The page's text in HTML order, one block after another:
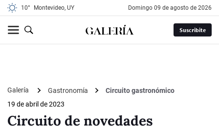
10° Montevideo, UY domingo 09 de agosto de 2026
Suscribite
Galería Gastronomía
Circuito gastronómico
19 de abril de 2023
Circuito de novedades